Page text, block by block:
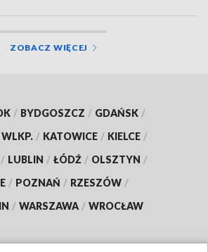
ZOBACZ WIĘCEJ
/ BYDGOSZCZ / GDAŃSK /
/ KATOWICE / KIELCE /
/ LUBLIN / ŁÓDŹ / OLSZTYN /
/ POZNAŃ / RZESZÓW /
/ WARSZAWA / WROCŁAW